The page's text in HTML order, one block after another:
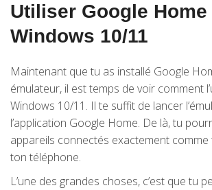
Utiliser Google
Windows 10/11
Maintenant que tu as installé Google
émulateur, il est temps de voir comment
Windows 10/11. Il te suffit de lancer
l’application Google Home. De là, tu
appareils connectés exactement
ton téléphone.
L’une des grandes choses, c’est que tu